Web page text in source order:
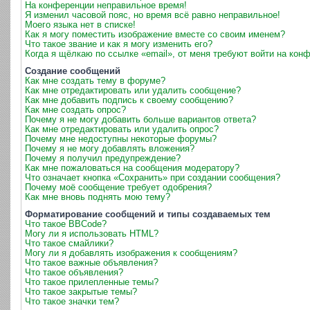
На конференции неправильное время!
Я изменил часовой пояс, но время всё равно неправильное!
Моего языка нет в списке!
Как я могу поместить изображение вместе со своим именем?
Что такое звание и как я могу изменить его?
Когда я щёлкаю по ссылке «email», от меня требуют войти на
Создание сообщений
Как мне создать тему в форуме?
Как мне отредактировать или удалить сообщение?
Как мне добавить подпись к своему сообщению?
Как мне создать опрос?
Почему я не могу добавить больше вариантов ответа?
Как мне отредактировать или удалить опрос?
Почему мне недоступны некоторые форумы?
Почему я не могу добавлять вложения?
Почему я получил предупреждение?
Как мне пожаловаться на сообщения модератору?
Что означает кнопка «Сохранить» при создании сообщения?
Почему моё сообщение требует одобрения?
Как мне вновь поднять мою тему?
Форматирование сообщений и типы создаваемых тем
Что такое BBCode?
Могу ли я использовать HTML?
Что такое смайлики?
Могу ли я добавлять изображения к сообщениям?
Что такое важные объявления?
Что такое объявления?
Что такое прилепленные темы?
Что такое закрытые темы?
Что такое значки тем?